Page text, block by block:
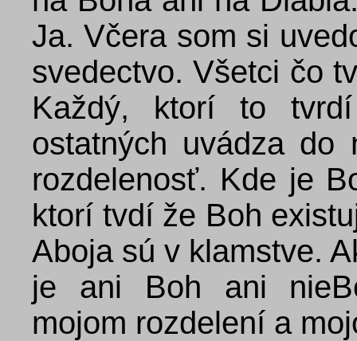
Ja. Včera som si
svedectvo. Všetci čo
Každý, ktorí to
ostatných uvádza do
rozdelenosť. Kde je
ktorí tvdí že Boh
Aboja sú v klamstve.
je ani Boh ani
mojom rozdelení a